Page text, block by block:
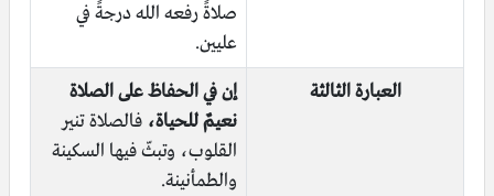
صلاةً رفعه الله درجةً في
عليين.
العبارة الثالثة
إن في الحفاظ على الصلاة
نعيمٌ للحياة، فالصلاة تنير
القلوب، وتبثّ فيها السكينة
والطمأنينة.